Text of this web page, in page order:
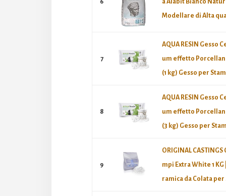
Modellare di Alta
7
AQUA RESIN Gesso
um effetto
(1 kg) Gesso per
8
AQUA RESIN Gesso
um effetto
(3 kg) Gesso per
9
ORIGINAL
mpi Extra White 1
ramica da Colata per